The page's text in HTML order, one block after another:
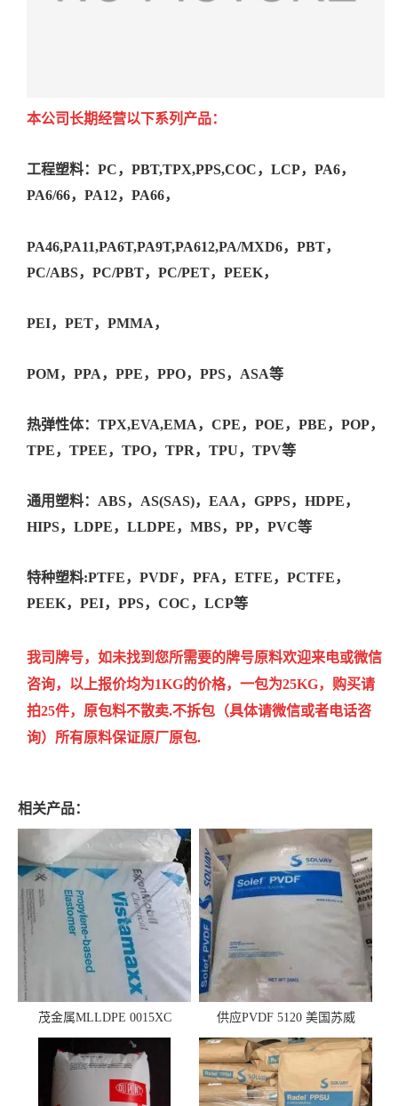
本公司长期经营以下系列产品：
工程塑料：PC，PBT,TPX,PPS,COC，LCP，PA6，
PA6/66，PA12，PA66，
PA46,PA11,PA6T,PA9T,PA612,PA/MXD6，PBT，
PC/ABS，PC/PBT，PC/PET，PEEK，
PEI，PET，PMMA，
POM，PPA，PPE，PPO，PPS，ASA等
热弹性体：TPX,EVA,EMA，CPE，POE，PBE，POP，
TPE，TPEE，TPO，TPR，TPU，TPV等
通用塑料：ABS，AS(SAS)，EAA，GPPS，HDPE，
HIPS，LDPE，LLDPE，MBS，PP，PVC等
特种塑料:PTFE，PVDF，PFA，ETFE，PCTFE，
PEEK，PEI，PPS，COC，LCP等
我司牌号，如未找到您所需要的牌号原料欢迎来电或微信
咨询，以上报价均为1KG的价格，一包为25KG，购买请
拍25件，原包料不散卖.不拆包（具体请微信或者电话咨
询）所有原料保证原厂原包.
相关产品：
茂金属MLLDPE 0015XC
0019XC 现货
供应PVDF 5120 美国苏威